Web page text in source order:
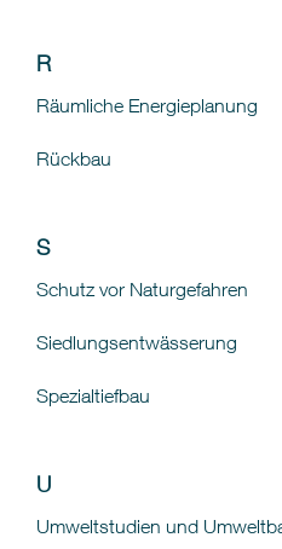
R
Räumliche Energieplanung
Rückbau
S
Schutz vor Naturgefahren
Siedlungsentwässerung
Spezialtiefbau
U
Umweltstudien und